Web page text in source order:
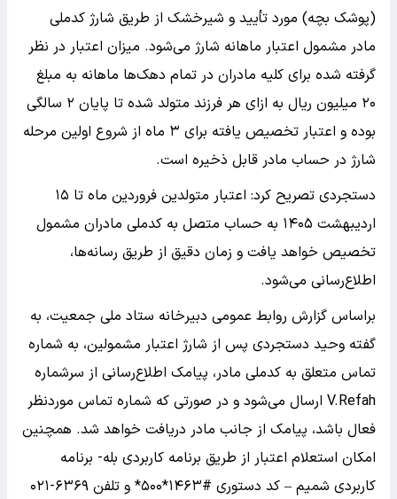
(پوشک بچه) مورد تأیید و شیرخشک از طریق شارژ کدملی
مادر مشمول اعتبار ماهانه شارژ می‌شود. میزان اعتبار در نظر
گرفته شده برای کلیه مادران در تمام دهک‌ها ماهانه به مبلغ
۲۰ میلیون ریال به ازای هر فرزند متولد شده تا پایان ۲ سالگی
بوده و اعتبار تخصیص یافته برای ۳ ماه از شروع اولین مرحله
شارژ در حساب مادر قابل ذخیره است.
دستجردی تصریح کرد: اعتبار متولدین فروردین ماه تا ۱۵
اردیبهشت ۱۴۰۵ به حساب متصل به کدملی مادران مشمول
تخصیص خواهد یافت و زمان دقیق از طریق رسانه‌ها،
اطلاع‌رسانی می‌شود.
براساس گزارش روابط عمومی دبیرخانه ستاد ملی جمعیت، به
گفته وحید دستجردی پس از شارژ اعتبار مشمولین، به شماره
تماس متعلق به کدملی مادر، پیامک اطلاع‌رسانی از سرشماره
V.Refah ارسال می‌شود و در صورتی که شماره تماس موردنظر
فعال باشد، پیامک از جانب مادر دریافت خواهد شد. همچنین
امکان استعلام اعتبار از طریق برنامه کاربردی بله- برنامه
کاربردی شمیم – کد دستوری #۱۴۶۳*۵۰۰* و تلفن ۶۳۶۹-۰۲۱